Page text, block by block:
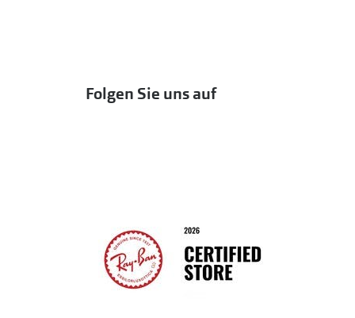
Folgen Sie uns auf